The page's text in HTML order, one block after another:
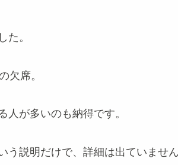
た。
欠席。
人が多いのも納得です。
説明だけで、詳細は出ていません